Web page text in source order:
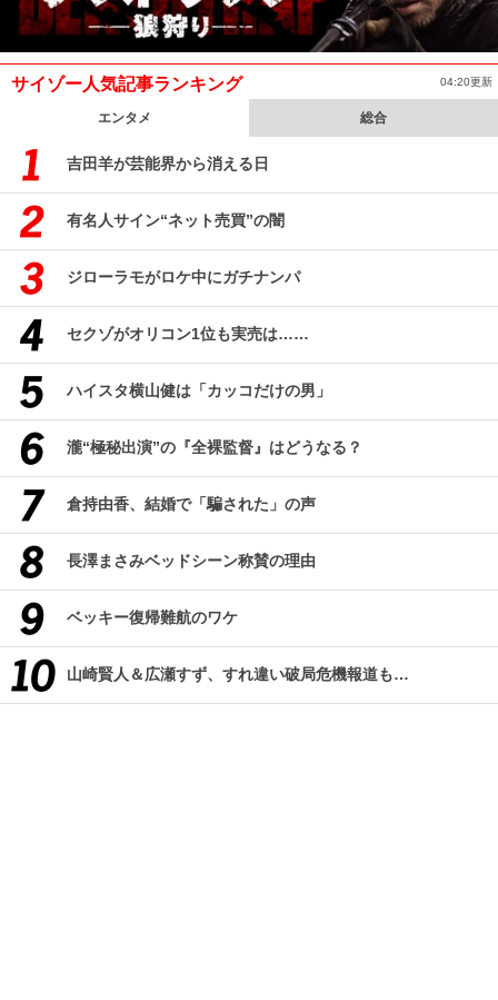
サイゾー人気記事ランキング 04:20更新
エンタメ 総合
吉田羊が芸能界から消える日
有名人サイン“ネット売買”の闇
ジローラモがロケ中にガチナンパ
セクゾがオリコン1位も実売は……
ハイスタ横山健は「カッコだけの男」
瀧“極秘出演”の『全裸監督』はどうなる？
倉持由香、結婚で「騙された」の声
長澤まさみベッドシーン称賛の理由
ベッキー復帰難航のワケ
山崎賢人＆広瀬すず、すれ違い破局危機報道も…